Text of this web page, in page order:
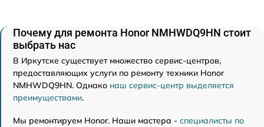
Почему для ремонта Honor NMHWDQ9HN стоит
выбрать нас
В Иркутске существует множество сервис-центров,
предоставляющих услуги по ремонту техники Honor
NMHWDQ9HN. Однако наш сервис-центр выделяется
преимуществами.
Мы ремонтируем Honor. Наши мастера - специалисты по